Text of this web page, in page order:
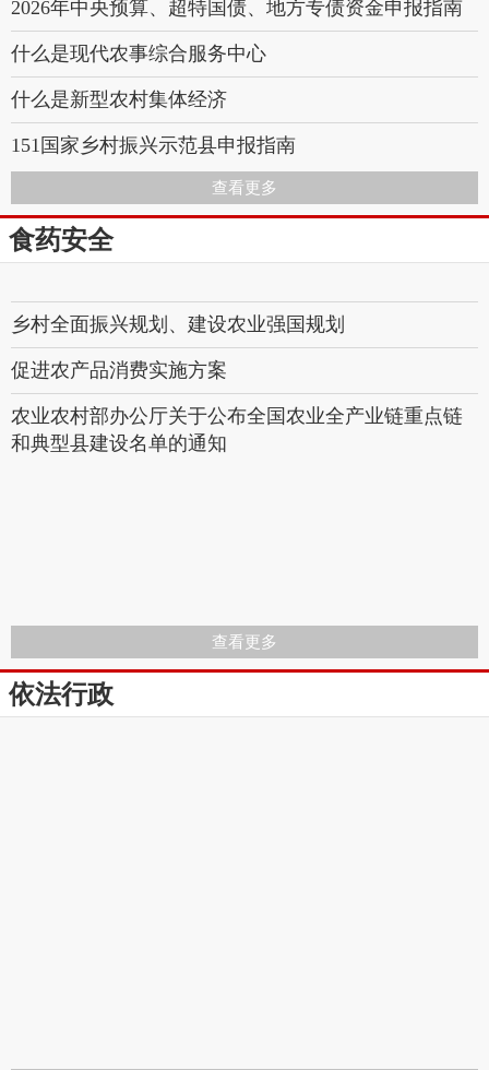
2026年中央预算、超特国债、地方专债资金申报指南
什么是现代农事综合服务中心
什么是新型农村集体经济
151国家乡村振兴示范县申报指南
144设施农业政策奖补2026申报指南
113国家级特色小镇
查看更多
食药安全
乡村全面振兴规划、建设农业强国规划
促进农产品消费实施方案
农业农村部办公厅关于公布全国农业全产业链重点链
和典型县建设名单的通知
查看更多
依法行政